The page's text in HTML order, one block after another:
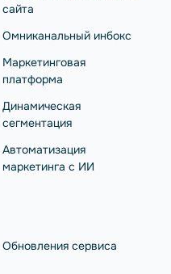
сайта
Омниканальный инбокс
Маркетинговая
платформа
Динамическая
сегментация
Автоматизация
маркетинга с ИИ
Обновления сервиса